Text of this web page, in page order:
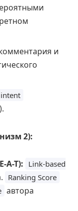
и
).
2):
A-T): Link-based
Ranking Score
автора